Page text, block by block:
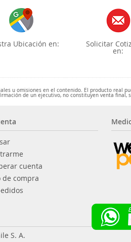
Ubicación en: Solicitar
en:
u omisiones en el contenido. El producto real
de un ejecutivo, no constituyen venta final,
cuenta
de compra
S. A.